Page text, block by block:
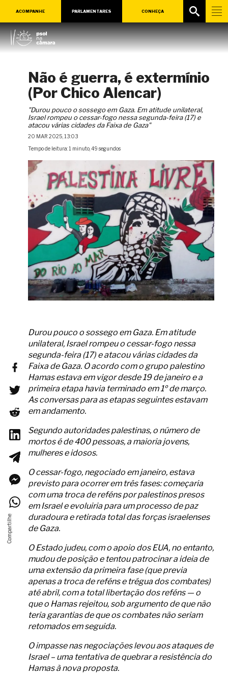
ACOMPANHE PARLAMENTARES CONHEÇA
Não é guerra, é extermínio
(Por Chico Alencar)
"Durou pouco o sossego em Gaza. Em atitude unilateral,
Israel rompeu o cessar-fogo nessa segunda-feira (17) e
atacou várias cidades da Faixa de Gaza"
20 MAR 2025, 13:03
Tempo de leitura: 1 minuto, 49 segundos
Durou pouco o sossego em Gaza. Em atitude
unilateral, Israel rompeu o cessar-fogo nessa
segunda-feira (17) e atacou várias cidades da
Faixa de Gaza. O acordo com o grupo palestino
Hamas estava em vigor desde 19 de janeiro e a
primeira etapa havia terminado em 1º de março.
As conversas para as etapas seguintes estavam
em andamento.
Segundo autoridades palestinas, o número de
mortos é de 400 pessoas, a maioria jovens,
mulheres e idosos.
O cessar-fogo, negociado em janeiro, estava
previsto para ocorrer em três fases: começaria
com uma troca de reféns por palestinos presos
em Israel e evoluiria para um processo de paz
duradoura e retirada total das forças israelenses
de Gaza.
O Estado judeu, com o apoio dos EUA, no entanto,
mudou de posição e tentou patrocinar a ideia de
uma extensão da primeira fase (que previa
apenas a troca de reféns e trégua dos combates)
até abril, com a total libertação dos reféns — o
que o Hamas rejeitou, sob argumento de que não
teria garantias de que os combates não seriam
retomados em seguida.
O impasse nas negociações levou aos ataques de
Israel – uma tentativa de quebrar a resistência do
Hamas à nova proposta.